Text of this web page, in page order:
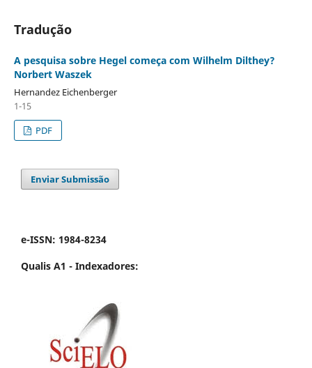
Tradução
A pesquisa sobre Hegel começa com Wilhelm Dilthey?
Norbert Waszek
Hernandez Eichenberger
1-15
PDF
Enviar Submissão
e-ISSN: 1984-8234
Qualis A1 - Indexadores: